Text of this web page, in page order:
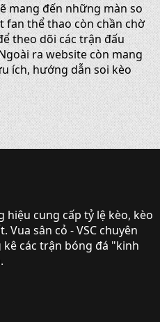
mang đến những màn so
fan thể thao còn chần chờ
theo dõi các trận đấu
ra website còn mang
ích, hướng dẫn soi kèo
cung cấp tỷ lệ kèo, kèo
Vua sân cỏ - VSC chuyên
các trận bóng đá "kinh